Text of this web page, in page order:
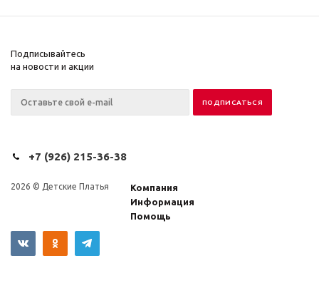
Подписывайтесь
на новости и акции
+7 (926) 215-36-38
2026 © Детские Платья
Компания
Информация
Помощь